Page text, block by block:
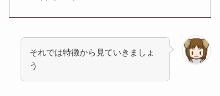
それでは特徴から見ていきましょ
う